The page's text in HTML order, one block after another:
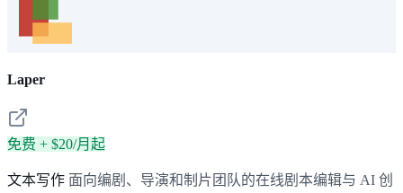
Laper
免费 + $20/月起
文本写作 面向编剧、导演和制片团队的在线剧本编辑与 AI 创